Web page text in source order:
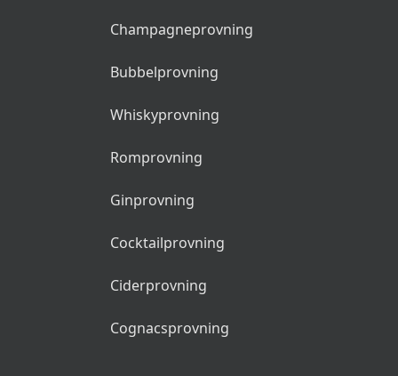
Champagneprovning
Bubbelprovning
Whiskyprovning
Romprovning
Ginprovning
Cocktailprovning
Ciderprovning
Cognacsprovning